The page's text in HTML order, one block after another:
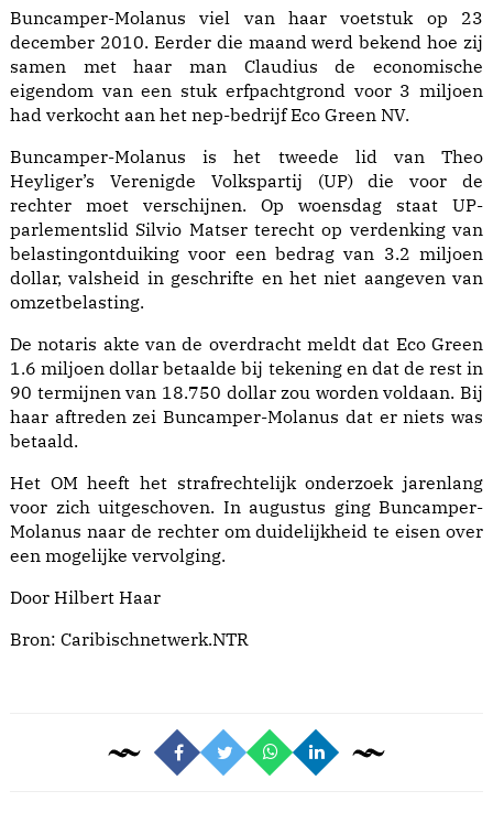
Buncamper-Molanus viel van haar voetstuk op 23
december 2010. Eerder die maand werd bekend hoe zij
samen met haar man Claudius de economische
eigendom van een stuk erfpachtgrond voor 3 miljoen
had verkocht aan het nep-bedrijf Eco Green NV.
Buncamper-Molanus is het tweede lid van Theo
Heyliger’s Verenigde Volkspartij (UP) die voor de
rechter moet verschijnen. Op woensdag staat UP-
parlementslid Silvio Matser terecht op verdenking van
belastingontduiking voor een bedrag van 3.2 miljoen
dollar, valsheid in geschrifte en het niet aangeven van
omzetbelasting.
De notaris akte van de overdracht meldt dat Eco Green
1.6 miljoen dollar betaalde bij tekening en dat de rest in
90 termijnen van 18.750 dollar zou worden voldaan. Bij
haar aftreden zei Buncamper-Molanus dat er niets was
betaald.
Het OM heeft het strafrechtelijk onderzoek jarenlang
voor zich uitgeschoven. In augustus ging Buncamper-
Molanus naar de rechter om duidelijkheid te eisen over
een mogelijke vervolging.
Door Hilbert Haar
Bron: Caribischnetwerk.NTR